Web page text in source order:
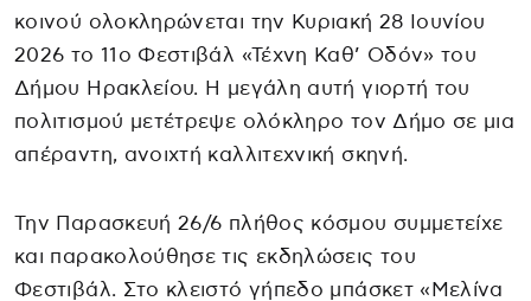
κοινού ολοκληρώνεται την Κυριακή 28 Ιουνίου
2026 το 11ο Φεστιβάλ «Τέχνη Καθ’ Οδόν» του
Δήμου Ηρακλείου. Η μεγάλη αυτή γιορτή του
πολιτισμού μετέτρεψε ολόκληρο τον Δήμο σε μια
απέραντη, ανοιχτή καλλιτεχνική σκηνή.
Την Παρασκευή 26/6 πλήθος κόσμου συμμετείχε
και παρακολούθησε τις εκδηλώσεις του
Φεστιβάλ. Στο κλειστό γήπεδο μπάσκετ «Μελίνα